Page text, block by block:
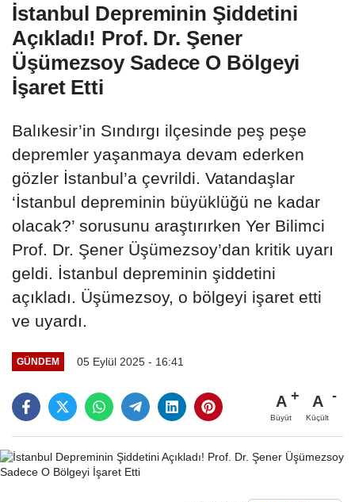
İstanbul Depreminin Şiddetini
Açıkladı! Prof. Dr. Şener
Üşümezsoy Sadece O Bölgeyi
İşaret Etti
Balıkesir’in Sındırgı ilçesinde peş peşe
depremler yaşanmaya devam ederken
gözler İstanbul’a çevrildi. Vatandaşlar
‘İstanbul depreminin büyüklüğü ne kadar
olacak?’ sorusunu araştırırken Yer Bilimci
Prof. Dr. Şener Üşümezsoy’dan kritik uyarı
geldi. İstanbul depreminin şiddetini
açıkladı. Üşümezsoy, o bölgeyi işaret etti
ve uyardı.
GÜNDEM 05 Eylül 2025 - 16:41
A
Büyüt
A
Küçült